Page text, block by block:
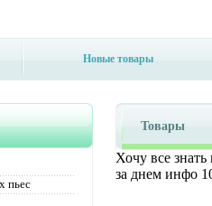
Новые товары
пьес
Товары
Хочу все
за днем инфо